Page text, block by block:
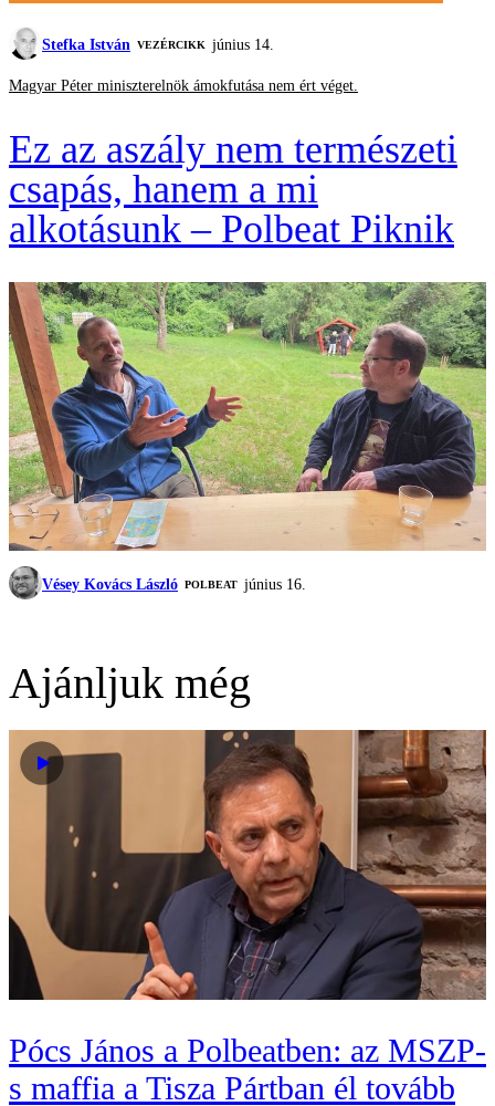
Stefka István VEZÉRCIKK június 14.
Magyar Péter miniszterelnök ámokfutása nem ért véget.
Ez az aszály nem természeti
csapás, hanem a mi
alkotásunk – Polbeat Piknik
Vésey Kovács László ‎POLBEAT június 16.
Ajánljuk még
Pócs János a Polbeatben: az MSZP-
s maffia a Tisza Pártban él tovább